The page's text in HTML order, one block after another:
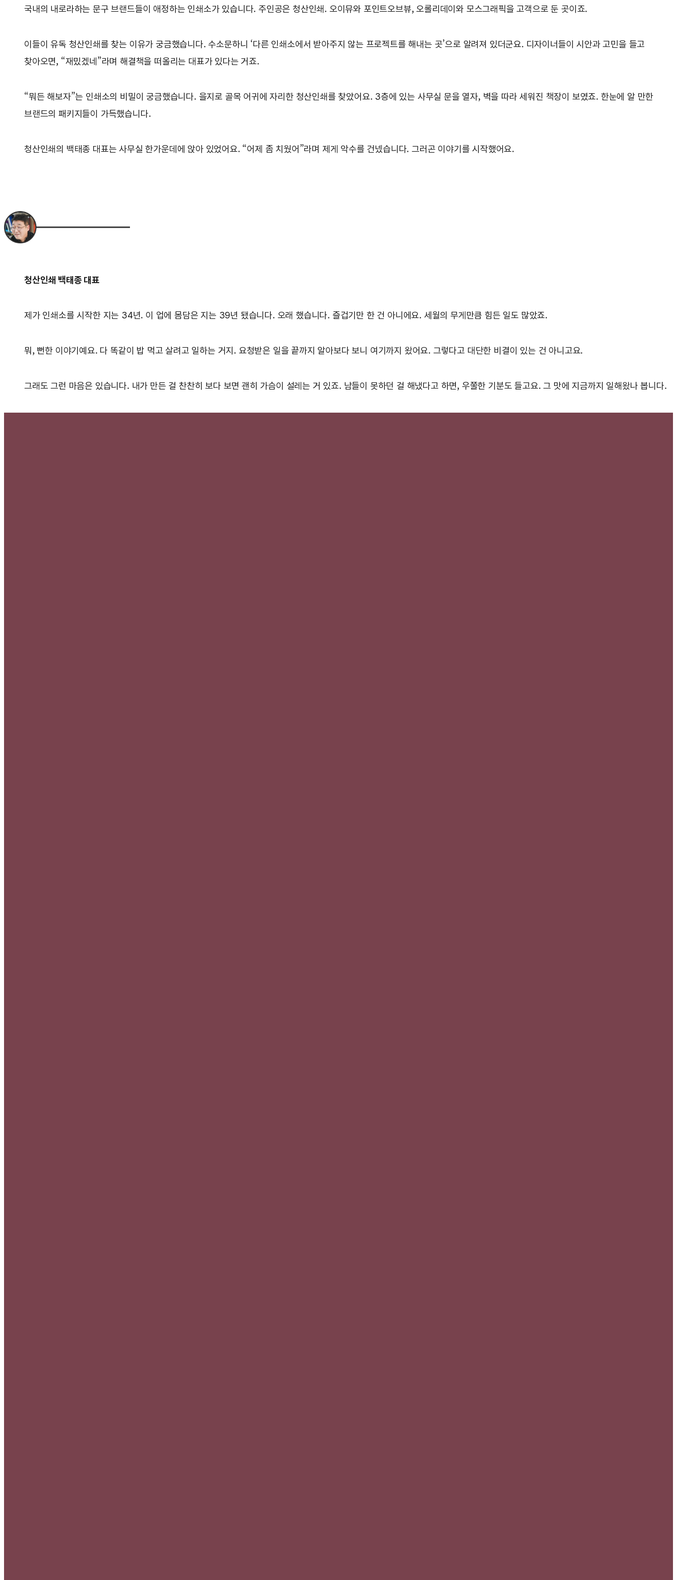
국내의 내로라하는 문구 브랜드들이 애정하는 인쇄소가 있습니다. 주인공은 청산인쇄. 오이뮤와 포인트오브뷰, 오롤리데이와 모스그래픽을 고객으로 둔 곳이죠.
이들이 유독 청산인쇄를 찾는 이유가 궁금했습니다. 수소문하니 ‘다른 인쇄소에서 받아주지 않는 프로젝트를 해내는 곳’으로 알려져 있더군요. 디자이너들이 시안과 고민을 들고
찾아오면, “재밌겠네”라며 해결책을 떠올리는 대표가 있다는 거죠.
“뭐든 해보자”는 인쇄소의 비밀이 궁금했습니다. 을지로 골목 어귀에 자리한 청산인쇄를 찾았어요. 3층에 있는 사무실 문을 열자, 벽을 따라 세워진 책장이 보였죠. 한눈에 알 만한
브랜드의 패키지들이 가득했습니다.
청산인쇄의 백태종 대표는 사무실 한가운데에 앉아 있었어요. “어제 좀 치웠어”라며 제게 악수를 건넸습니다. 그러곤 이야기를 시작했어요.
청산인쇄 백태종 대표
제가 인쇄소를 시작한 지는 34년. 이 업에 몸담은 지는 39년 됐습니다. 오래 했습니다. 즐겁기만 한 건 아니에요. 세월의 무게만큼 힘든 일도 많았죠.
뭐, 뻔한 이야기예요. 다 똑같이 밥 먹고 살려고 일하는 거지. 요청받은 일을 끝까지 알아보다 보니 여기까지 왔어요. 그렇다고 대단한 비결이 있는 건 아니고요.
그래도 그런 마음은 있습니다. 내가 만든 걸 찬찬히 보다 보면 괜히 가슴이 설레는 거 있죠. 남들이 못하던 걸 해냈다고 하면, 우쭐한 기분도 들고요. 그 맛에 지금까지 일해왔나 봅니다.